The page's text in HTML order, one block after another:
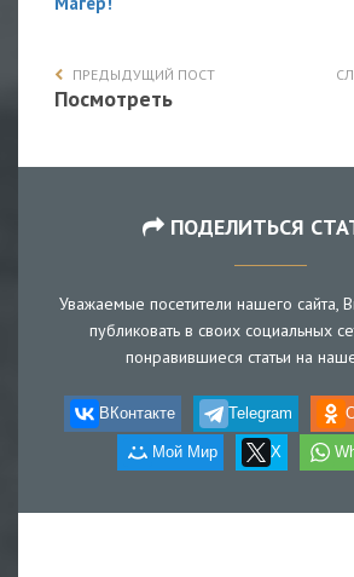
ПРЕДЫДУЩИЙ ПОСТ
Посмотреть
ПОДЕЛИТЬСЯ
Уважаемые посетители нашего сайта,
публиковать в своих социальных
понравившиеся статьи на
ВКонтакте Telegram
Мой Мир X